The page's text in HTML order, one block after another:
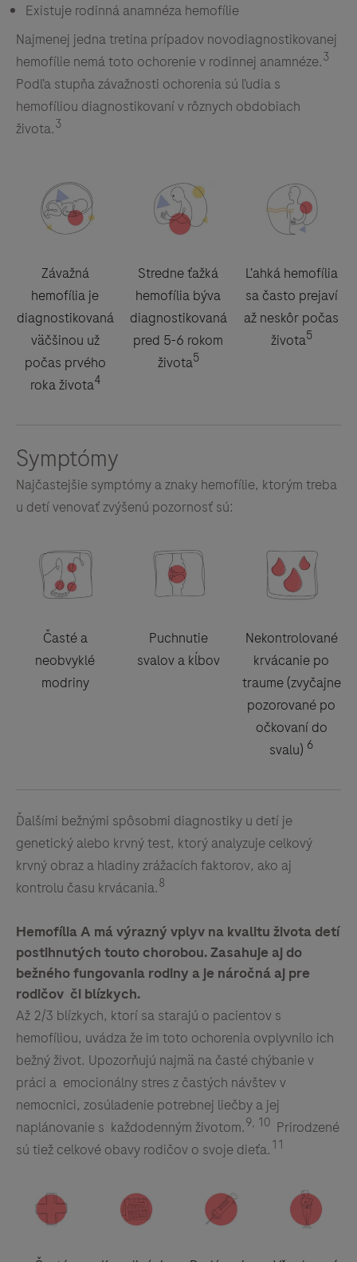
Existuje rodinná anamnéza hemofílie
Najmenej jedna tretina prípadov novodiagnostikovanej
hemofílie nemá toto ochorenie v rodinnej anamnéze.3
Podľa stupňa závažnosti ochorenia sú ľudia s
hemofíliou diagnostikovaní v rôznych obdobiach
života.3
Závažná
hemofília je
diagnostikovaná
väčšinou už
počas prvého
roka života4
Stredne ťažká
hemofília býva
diagnostikovaná
pred 5-6 rokom
života5
Ľahká hemofília
sa často prejaví
až neskôr počas
života5
Symptómy
Najčastejšie symptómy a znaky hemofílie, ktorým treba
u detí venovať zvýšenú pozornosť sú:
Časté a
neobvyklé
modriny
Puchnutie
svalov a kĺbov
Nekontrolované
krvácanie po
traume (zvyčajne
pozorované po
očkovaní do
svalu) 6
Ďalšími bežnými spôsobmi diagnostiky u detí je
genetický alebo krvný test, ktorý analyzuje celkový
krvný obraz a hladiny zrážacích faktorov, ako aj
kontrolu času krvácania.8
Hemofília A má výrazný vplyv na kvalitu života detí
postihnutých touto chorobou. Zasahuje aj do
bežného fungovania rodiny a je náročná aj pre
rodičov či blízkych.
Až 2/3 blízkych, ktorí sa starajú o pacientov s
hemofíliou, uvádza že im toto ochorenia ovplyvnilo ich
bežný život. Upozorňujú najmä na časté chýbanie v
práci a emocionálny stres z častých návštev v
nemocnici, zosúladenie potrebnej liečby a jej
naplánovanie s každodenným životom.9, 10 Prirodzené
sú tiež celkové obavy rodičov o svoje dieťa. 11